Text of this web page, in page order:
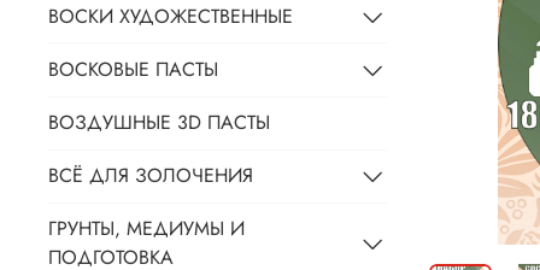
ВОСКИ ХУДОЖЕСТВЕННЫЕ
ВОСКОВЫЕ ПАСТЫ
ВОЗДУШНЫЕ 3D ПАСТЫ
ВСЁ ДЛЯ ЗОЛОЧЕНИЯ
ГРУНТЫ, МЕДИУМЫ И
ПОДГОТОВКА